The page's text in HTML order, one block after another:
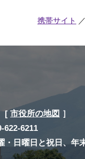
携帯サイト
[ 市役所の地図 ］
622-6211
・日曜日と祝日、年